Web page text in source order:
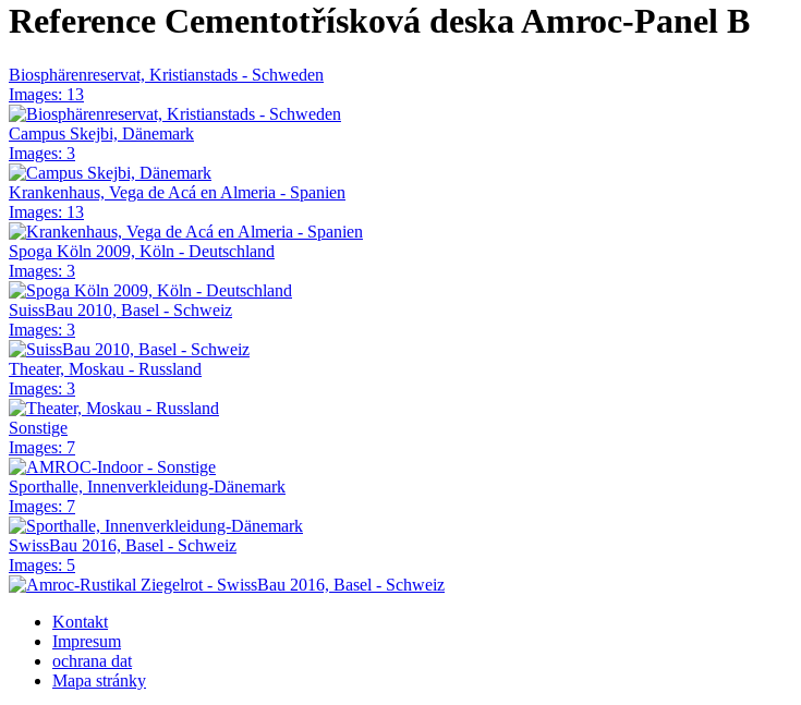
Reference Cementotřísková deska Amroc-Panel B
Biosphärenreservat, Kristianstads - Schweden
Images: 13
Campus Skejbi, Dänemark
Images: 3
Krankenhaus, Vega de Acá en Almeria - Spanien
Images: 13
Spoga Köln 2009, Köln - Deutschland
Images: 3
SuissBau 2010, Basel - Schweiz
Images: 3
Theater, Moskau - Russland
Images: 3
Sonstige
Images: 7
Sporthalle, Innenverkleidung-Dänemark
Images: 7
SwissBau 2016, Basel - Schweiz
Images: 5
Kontakt
Impresum
ochrana dat
Mapa stránky